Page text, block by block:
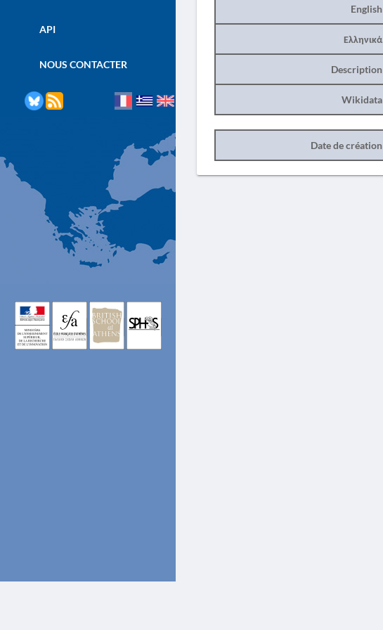
API
NOUS CONTACTER
English
Ελληνικά
Description
Wikidata
Date de création